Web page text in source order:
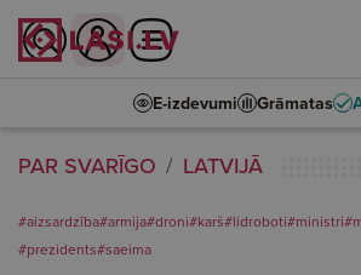
E-izdevumi Grāmatas
PAR SVARĪGO LATVIJĀ
#aizsardzība#armija#droni#karš#lidroboti#ministri
#prezidents#saeima